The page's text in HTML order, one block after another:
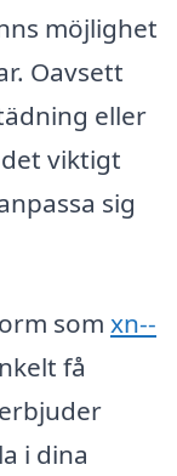
möjlighet
Oavsett
eller
viktigt
sig
som xn--
få
i dina